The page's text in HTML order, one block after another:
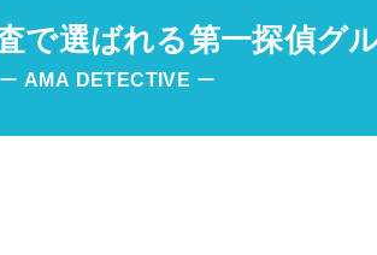
で選ばれる第一探偵グ
ー AMA DETECTIVE ー